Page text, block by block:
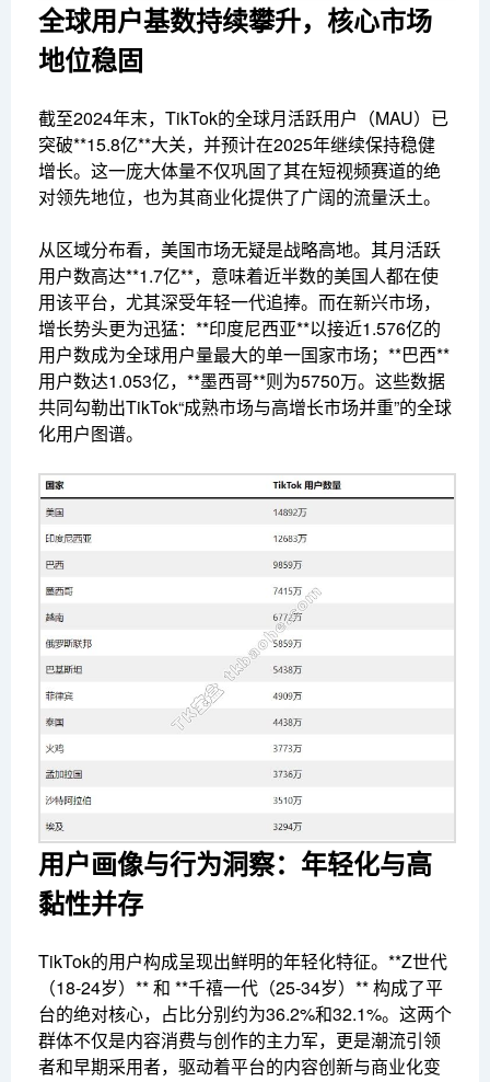
全球用户基数持续攀升，核心市场
地位稳固
截至2024年末，TikTok的全球月活跃用户（MAU）已
突破**15.8亿**大关，并预计在2025年继续保持稳健
增长。这一庞大体量不仅巩固了其在短视频赛道的绝
对领先地位，也为其商业化提供了广阔的流量沃土。
从区域分布看，美国市场无疑是战略高地。其月活跃
用户数高达**1.7亿**，意味着近半数的美国人都在使
用该平台，尤其深受年轻一代追捧。而在新兴市场，
增长势头更为迅猛：**印度尼西亚**以接近1.576亿的
用户数成为全球用户量最大的单一国家市场；**巴西**
用户数达1.053亿，**墨西哥**则为5750万。这些数据
共同勾勒出TikTok“成熟市场与高增长市场并重”的全球
化用户图谱。
用户画像与行为洞察：年轻化与高
黏性并存
TikTok的用户构成呈现出鲜明的年轻化特征。**Z世代
（18-24岁）** 和 **千禧一代（25-34岁）** 构成了平
台的绝对核心，占比分别约为36.2%和32.1%。这两个
群体不仅是内容消费与创作的主力军，更是潮流引领
者和早期采用者，驱动着平台的内容创新与商业化变